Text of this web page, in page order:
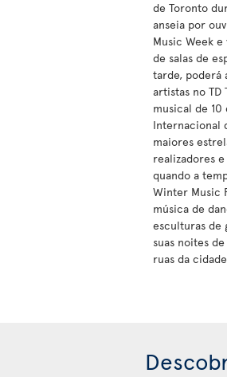
de Toronto
anseia por
Music Week
de salas de
tarde, poderá
artistas no TD
musical de 10
Internacional
maiores
realizadores
quando a
Winter Music
música de
esculturas de
suas noites
ruas da